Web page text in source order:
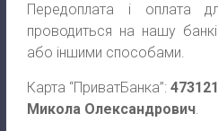
Передоплата і оплата
проводиться на нашу
або іншими способами.
Карта “ПриватБанка”:
Микола Олександрович.